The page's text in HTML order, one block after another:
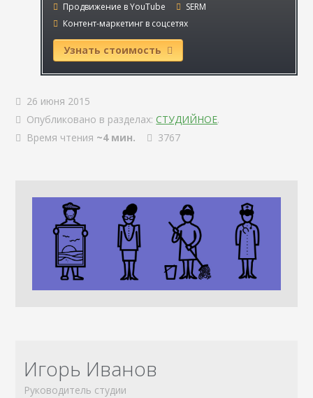
Продвижение в YouTube
SERM
Контент-маркетинг в соцсетях
Узнать стоимость
26 июня 2015
Опубликовано в разделах: СТУДИЙНОЕ.
Время чтения ~4 мин. 3767
Игорь Иванов
Руководитель студии